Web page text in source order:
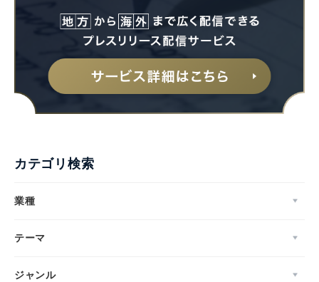
カテゴリ検索
業種
テーマ
ジャンル